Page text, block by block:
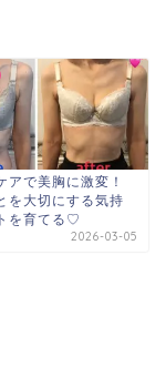
アで美胸に激変！
を大切にする気持
を育てる♡
2026-03-05